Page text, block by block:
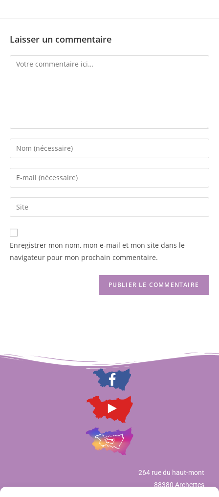
Laisser un commentaire
Enregistrer mon nom, mon e-mail et mon site dans le
navigateur pour mon prochain commentaire.
264 rue du haut-mont
88380 Archettes